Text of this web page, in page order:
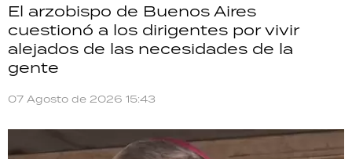
El arzobispo de Buenos Aires
cuestionó a los dirigentes por vivir
alejados de las necesidades de la
gente
07 Agosto de 2026 15:43